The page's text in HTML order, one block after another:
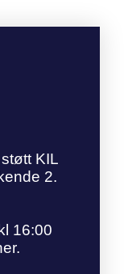
KIL
2.
16:00